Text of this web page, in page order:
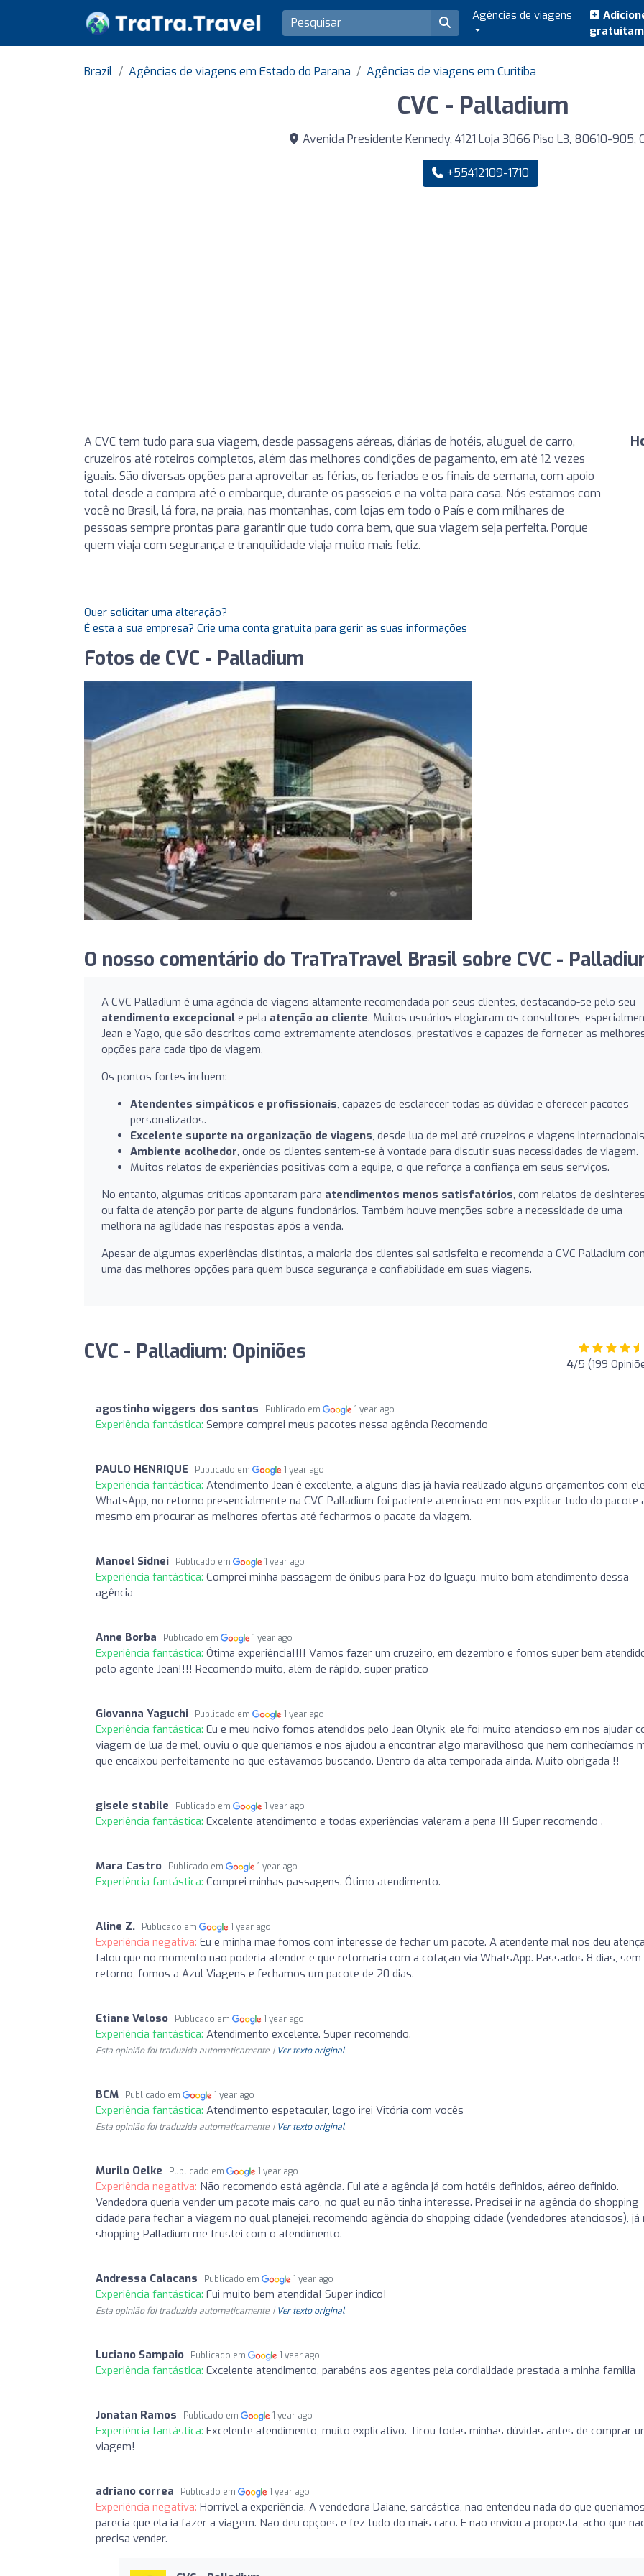
Agências de viagens
Brazil Agências de viagens em Estado do Parana Agências de viagens em Curitiba
CVC - Palladium
Avenida Presidente Kennedy, 4121 Loja 3066 Piso L3, 80610-905,
+55412109-1710
A CVC tem tudo para sua viagem, desde passagens aéreas, diárias de hotéis, aluguel de carro,
cruzeiros até roteiros completos, além das melhores condições de pagamento, em até 12 vezes
iguais. São diversas opções para aproveitar as férias, os feriados e os finais de semana, com apoio
total desde a compra até o embarque, durante os passeios e na volta para casa. Nós estamos com
você no Brasil, lá fora, na praia, nas montanhas, com lojas em todo o País e com milhares de
pessoas sempre prontas para garantir que tudo corra bem, que sua viagem seja perfeita. Porque
quem viaja com segurança e tranquilidade viaja muito mais feliz.
Quer solicitar uma alteração?
É esta a sua empresa? Crie uma conta gratuita para gerir as suas informações
Fotos de CVC - Palladium
O nosso comentário do TraTraTravel Brasil sobre CVC -
A CVC Palladium é uma agência de viagens altamente recomendada por seus clientes, destacando-se pelo seu
atendimento excepcional e pela atenção ao cliente. Muitos usuários elogiaram os consultores,
Jean e Yago, que são descritos como extremamente atenciosos, prestativos e capazes de fornecer as
opções para cada tipo de viagem.
Os pontos fortes incluem:
Atendentes simpáticos e profissionais, capazes de esclarecer todas as dúvidas e oferecer pacotes
personalizados.
Excelente suporte na organização de viagens, desde lua de mel até cruzeiros e viagens
Ambiente acolhedor, onde os clientes sentem-se à vontade para discutir suas necessidades de viagem.
Muitos relatos de experiências positivas com a equipe, o que reforça a confiança em seus serviços.
No entanto, algumas críticas apontaram para atendimentos menos satisfatórios, com relatos de
ou falta de atenção por parte de alguns funcionários. Também houve menções sobre a necessidade de uma
melhora na agilidade nas respostas após a venda.
Apesar de algumas experiências distintas, a maioria dos clientes sai satisfeita e recomenda a CVC Palladium
uma das melhores opções para quem busca segurança e confiabilidade em suas viagens.
CVC - Palladium: Opiniões 4/5 (199
agostinho wiggers dos santos Publicado em 1 year ago
Experiência fantástica: Sempre comprei meus pacotes nessa agência Recomendo
PAULO HENRIQUE Publicado em 1 year ago
Experiência fantástica: Atendimento Jean é excelente, a alguns dias já havia realizado alguns orçamentos com
WhatsApp, no retorno presencialmente na CVC Palladium foi paciente atencioso em nos explicar tudo do pacote
mesmo em procurar as melhores ofertas até fecharmos o pacate da viagem.
Manoel Sidnei Publicado em 1 year ago
Experiência fantástica: Comprei minha passagem de ônibus para Foz do Iguaçu, muito bom atendimento dessa
agência
Anne Borba Publicado em 1 year ago
Experiência fantástica: Ótima experiência!!!! Vamos fazer um cruzeiro, em dezembro e fomos super bem
pelo agente Jean!!!! Recomendo muito, além de rápido, super prático
Giovanna Yaguchi Publicado em 1 year ago
Experiência fantástica: Eu e meu noivo fomos atendidos pelo Jean Olynik, ele foi muito atencioso em nos ajudar
viagem de lua de mel, ouviu o que queríamos e nos ajudou a encontrar algo maravilhoso que nem conhecíamos
que encaixou perfeitamente no que estávamos buscando. Dentro da alta temporada ainda. Muito obrigada !!
gisele stabile Publicado em 1 year ago
Experiência fantástica: Excelente atendimento e todas experiências valeram a pena !!! Super recomendo .
Mara Castro Publicado em 1 year ago
Experiência fantástica: Comprei minhas passagens. Ótimo atendimento.
Aline Z. Publicado em 1 year ago
Experiência negativa: Eu e minha mãe fomos com interesse de fechar um pacote. A atendente mal nos deu
falou que no momento não poderia atender e que retornaria com a cotação via WhatsApp. Passados 8 dias, sem
retorno, fomos a Azul Viagens e fechamos um pacote de 20 dias.
Etiane Veloso Publicado em 1 year ago
Experiência fantástica: Atendimento excelente. Super recomendo.
Esta opinião foi traduzida automaticamente. | Ver texto original
BCM Publicado em 1 year ago
Experiência fantástica: Atendimento espetacular, logo irei Vitória com vocês
Esta opinião foi traduzida automaticamente. | Ver texto original
Murilo Oelke Publicado em 1 year ago
Experiência negativa: Não recomendo está agência. Fui até a agência já com hotéis definidos, aéreo definido.
Vendedora queria vender um pacote mais caro, no qual eu não tinha interesse. Precisei ir na agência do shopping
cidade para fechar a viagem no qual planejei, recomendo agência do shopping cidade (vendedores atenciosos), já
shopping Palladium me frustei com o atendimento.
Andressa Calacans Publicado em 1 year ago
Experiência fantástica: Fui muito bem atendida! Super indico!
Esta opinião foi traduzida automaticamente. | Ver texto original
Luciano Sampaio Publicado em 1 year ago
Experiência fantástica: Excelente atendimento, parabéns aos agentes pela cordialidade prestada a minha familia
Jonatan Ramos Publicado em 1 year ago
Experiência fantástica: Excelente atendimento, muito explicativo. Tirou todas minhas dúvidas antes de comprar
viagem!
adriano correa Publicado em 1 year ago
Experiência negativa: Horrível a experiência. A vendedora Daiane, sarcástica, não entendeu nada do que
parecia que ela ia fazer a viagem. Não deu opções e fez tudo do mais caro. E não enviou a proposta, acho que
precisa vender.